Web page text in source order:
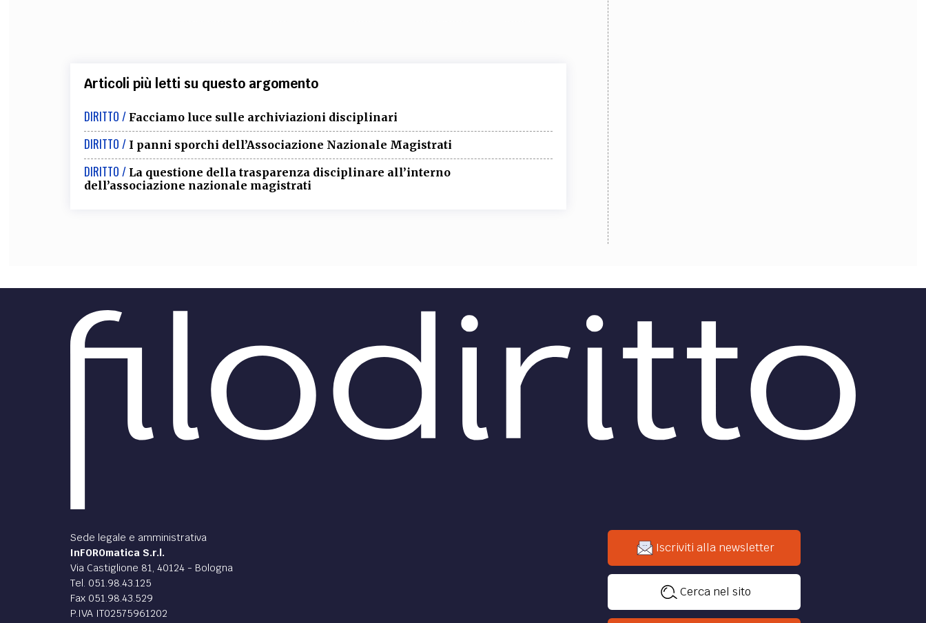
Articoli più letti su questo argomento
DIRITTO / Facciamo luce sulle archiviazioni disciplinari
DIRITTO / I panni sporchi dell’Associazione Nazionale Magistrati
DIRITTO / La questione della trasparenza disciplinare all’interno
dell’associazione nazionale magistrati
Sede legale e amministrativa
InFOROmatica S.r.l.
Via Castiglione 81, 40124 - Bologna
Tel. 051.98.43.125
Fax 051.98.43.529
P.IVA IT02575961202
Iscriviti alla newsletter
Cerca nel sito